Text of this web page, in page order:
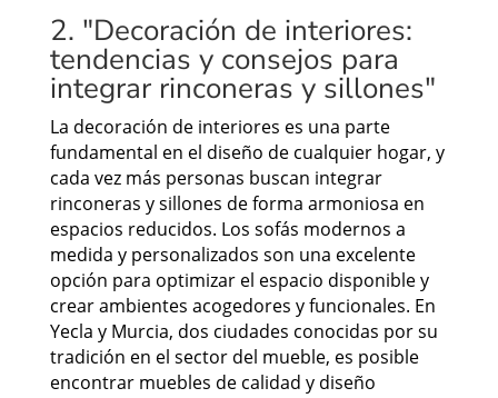
2. "Decoración de interiores:
tendencias y consejos para
integrar rinconeras y sillones"
La decoración de interiores es una parte
fundamental en el diseño de cualquier hogar, y
cada vez más personas buscan integrar
rinconeras y sillones de forma armoniosa en
espacios reducidos. Los sofás modernos a
medida y personalizados son una excelente
opción para optimizar el espacio disponible y
crear ambientes acogedores y funcionales. En
Yecla y Murcia, dos ciudades conocidas por su
tradición en el sector del mueble, es posible
encontrar muebles de calidad y diseño